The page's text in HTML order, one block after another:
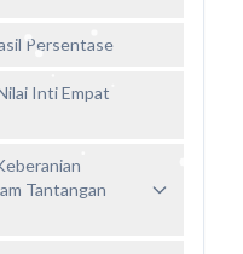
Persentase
Inti Empat
Tantangan